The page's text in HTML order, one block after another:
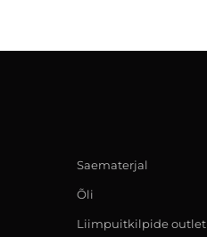
Saematerjal
Õli
Liimpuitkilpide outlet